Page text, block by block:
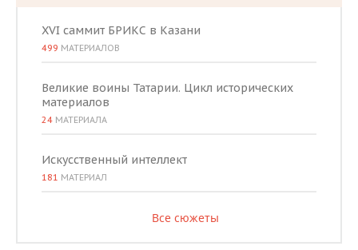
XVI саммит БРИКС в Казани
499 МАТЕРИАЛОВ
Великие воины Татарии. Цикл исторических
материалов
24 МАТЕРИАЛА
Искусственный интеллект
181 МАТЕРИАЛ
Все сюжеты